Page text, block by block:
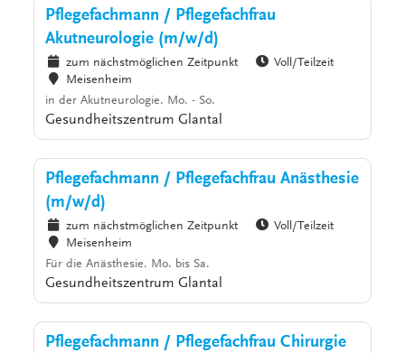
Pflegefachmann / Pflegefachfrau
Akutneurologie (m/w/d)
zum nächstmöglichen Zeitpunkt
Voll/Teilzeit
Meisenheim
in der Akutneurologie. Mo. - So.
Gesundheitszentrum Glantal
Pflegefachmann / Pflegefachfrau Anästhesie
(m/w/d)
zum nächstmöglichen Zeitpunkt
Voll/Teilzeit
Meisenheim
Für die Anästhesie. Mo. bis Sa.
Gesundheitszentrum Glantal
Pflegefachmann / Pflegefachfrau Chirurgie